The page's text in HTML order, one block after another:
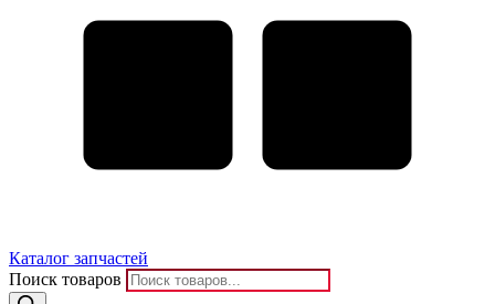
Каталог запчастей
Поиск товаров